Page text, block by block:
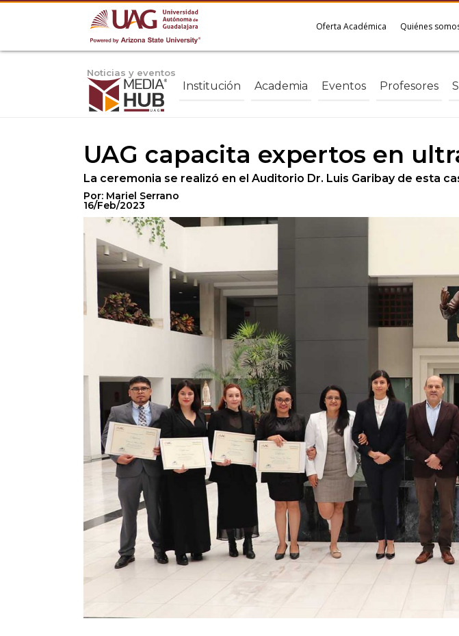
Oferta Académica Quiénes
Noticias y eventos
Institución Academia Eventos Profesores
UAG capacita expertos en
La ceremonia se realizó en el Auditorio Dr. Luis Garibay de esta
Por: Mariel Serrano
16/Feb/2023